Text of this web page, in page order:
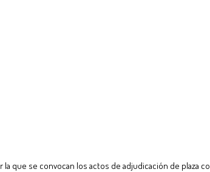
que se convocan los actos de adjudicación de plaza